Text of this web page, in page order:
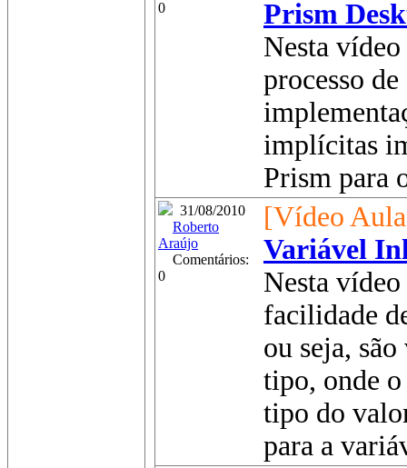
0
Prism
Nesta
processo
implícitas
Prism para
31/08/2010
Roberto
Araújo
Comentários:
0
[Vídeo
Variável
Nesta
facilidade
ou seja,
tipo, onde o
tipo do
para a